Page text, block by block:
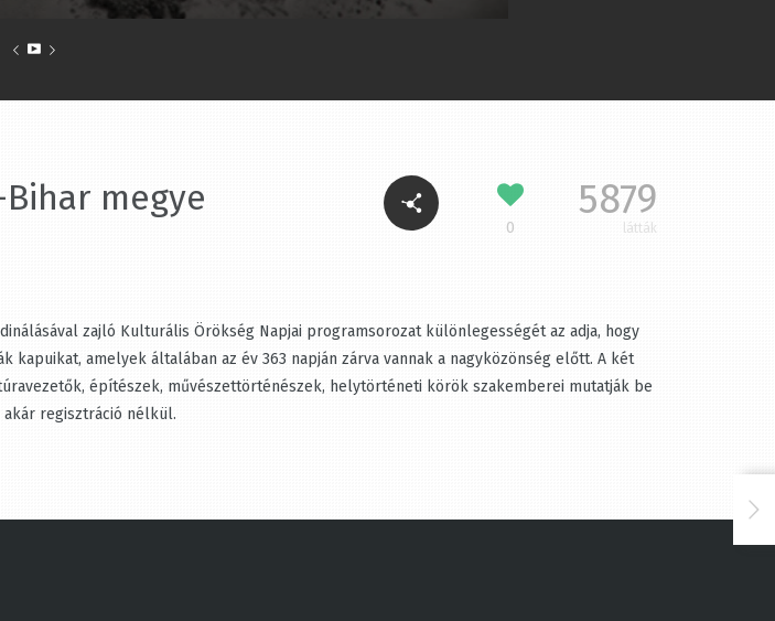
megye 5879
látták
zajló Kulturális Örökség Napjai programsorozat különlegességét az adja, hogy
amelyek általában az év 363 napján zárva vannak a nagyközönség előtt. A két
építészek, művészettörténészek, helytörténeti körök szakemberei mutatják be
regisztráció nélkül.